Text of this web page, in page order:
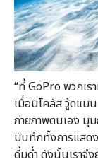
“ที่ GoPro พวกเร
เมื่อนิโคลัส วู้ดแม
ถ่ายภาพตนเอง มุ
บันทึกทั้งการแส
ดื่มด่ำ ดังนั้นเราจึ